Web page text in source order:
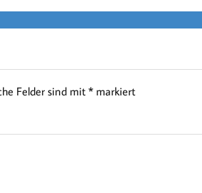
Felder sind mit *markiert